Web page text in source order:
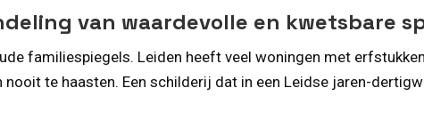
van waardevolle en kwetsbare
familiespiegels. Leiden heeft veel woningen met
te haasten. Een schilderij dat in een Leidse jaren-